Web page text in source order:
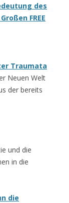
des
FREE
Traumata
Neuen Welt
der bereits
und die
in die
die